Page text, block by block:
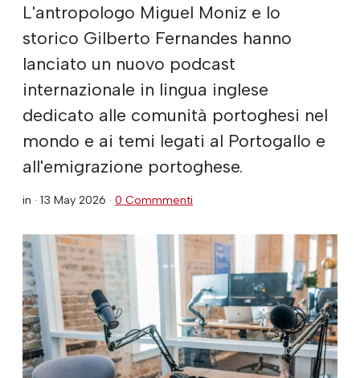
L'antropologo Miguel Moniz e lo
storico Gilberto Fernandes hanno
lanciato un nuovo podcast
internazionale in lingua inglese
dedicato alle comunità portoghesi nel
mondo e ai temi legati al Portogallo e
all'emigrazione portoghese.
in · 13 May 2026 · 0 Commmenti